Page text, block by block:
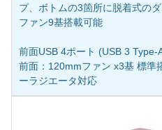
プ、ボトムの3箇所に脱着式の
ファン9基搭載可能
前面USB 4ポート (USB 3 Type-
前面：120mmファン x3基 標準
ーラジエータ対応